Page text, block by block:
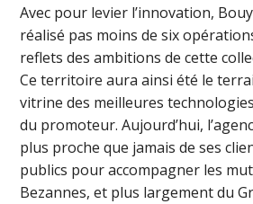
Avec pour levier l’innovation,
réalisé pas moins de six
reflets des ambitions de cette
Ce territoire aura ainsi été le
vitrine des meilleures
du promoteur. Aujourd’hui,
plus proche que jamais de ses
publics pour accompagner les
Bezannes, et plus largement du